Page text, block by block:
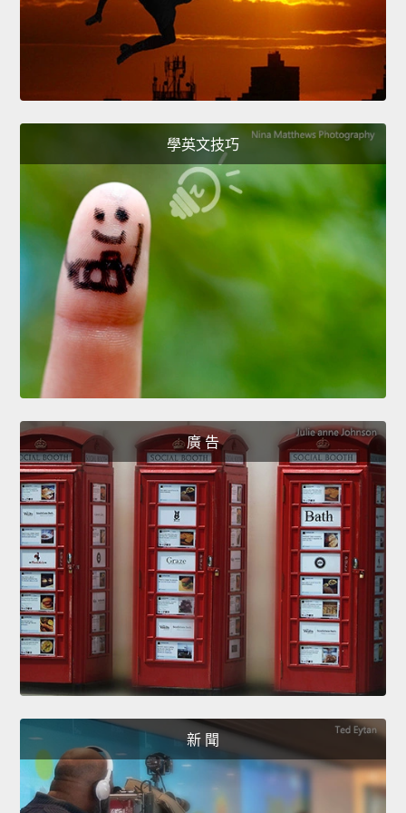
學英文技巧
廣 告
新 聞